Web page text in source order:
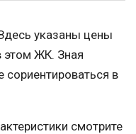
указаны цены
этом ЖК. Зная
в
смотрите